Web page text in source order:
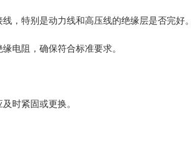
，特别是动力线和高压线的绝缘层是否完好。
电阻，确保符合标准要求。
时紧固或更换。